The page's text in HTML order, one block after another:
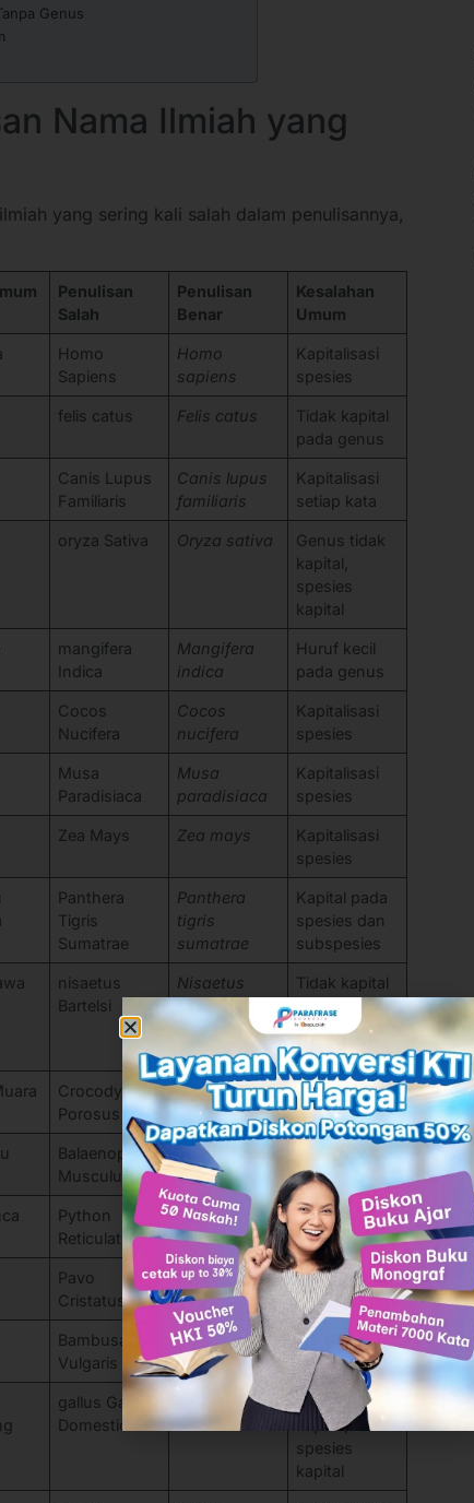
Genus
Nama Ilmiah yang
yang sering kali salah dalam penulisannya,
Penulisan
Salah
Penulisan
Benar
Kesalahan
Umum
Homo
Sapiens
Homo
sapiens
Kapitalisasi
spesies
felis catus Felis catus
Tidak kapital
pada genus
Canis Lupus
Familiaris
Canis lupus
familiaris
Kapitalisasi
setiap kata
oryza Sativa Oryza sativa
Genus tidak
kapital,
spesies
kapital
mangifera
Indica
Mangifera
indica
Huruf kecil
pada genus
Cocos
Nucifera
Cocos
nucifera
Kapitalisasi
spesies
Musa
Paradisiaca
Musa
paradisiaca
Kapitalisasi
spesies
Zea Mays Zea mays
Kapitalisasi
spesies
Panthera
Tigris
Sumatrae
Panthera
tigris
sumatrae
Kapital pada
spesies dan
subspesies
nisaetus
Bartelsi
Nisaetus
bartelsi
Tidak kapital
pada genus,
kapital pada
spesies
Crocodylus
Porosus
Crocodylus
porosus
Kapital pada
spesies
Balaenoptera
Musculus
Balaenoptera
musculus
spesies
Python
Reticulatus
Python
reticulatus
Kapital pada
spesies
Pavo
Cristatus
Pavo
cristatus
Kapital pada
spesies
Bambusa
Vulgaris
Bambusa
vulgaris
Kapital pada
spesies
gallus Gallus
Domesticus
Gallus gallus
domesticus
Genus tidak
kapital,
spesies
kapital